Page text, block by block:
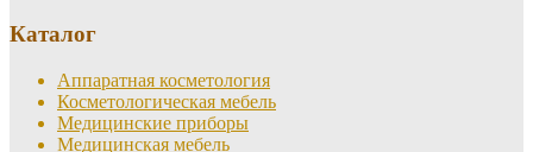
Каталог
Аппаратная косметология
Косметологическая мебель
Медицинские приборы
Медицинская мебель